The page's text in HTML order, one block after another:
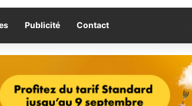
Publicité Contact